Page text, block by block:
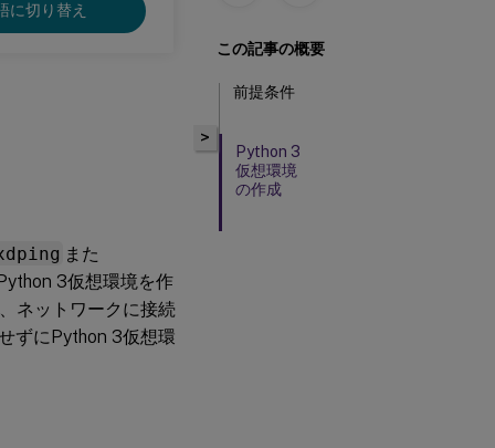
に切り替え
また
3仮想環境を作
ネットワークに接続
ずにPython 3仮想環
>
この記事の概要
前提条件
Python 3
仮想環境
の作成